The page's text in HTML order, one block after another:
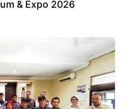
& Expo 2026